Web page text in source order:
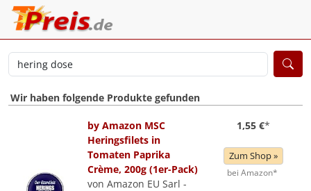
Wir haben folgende Produkte gefunden
by Amazon MSC
Heringsfilets in
Tomaten Paprika
Crème, 200g (1er-Pack)
von Amazon EU Sarl -
1,55 €*
Zum Shop »
bei Amazon*